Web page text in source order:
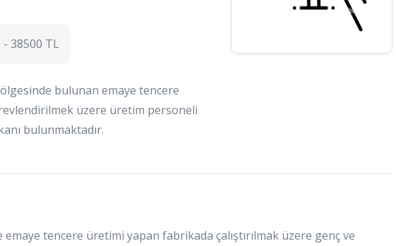
- 38500 TL
bulunan emaye tencere
üzere üretim personeli
bulunmaktadır.
tencere üretimi yapan fabrikada çalıştırılmak üzere genç ve